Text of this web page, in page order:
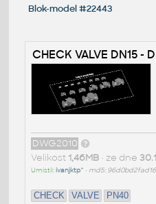
Blok-model #22443
CHECK VALVE DN15 -
DWG2010
Velikost 1,46MB• ze dne
Umístil:ivanjktp^ • md5:
CHECK VALVE PN40